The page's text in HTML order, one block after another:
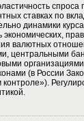
ставках по
динамики
экономических,
валютных
центральными
(в России